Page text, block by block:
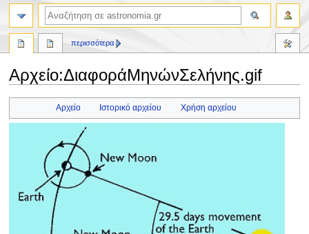
Αρχείο:ΔιαφοράΜηνώνΣελήνης.gif
Αρχείο Ιστορικό αρχείου Χρήση αρχείου
περισσότερα
αναζήτηση